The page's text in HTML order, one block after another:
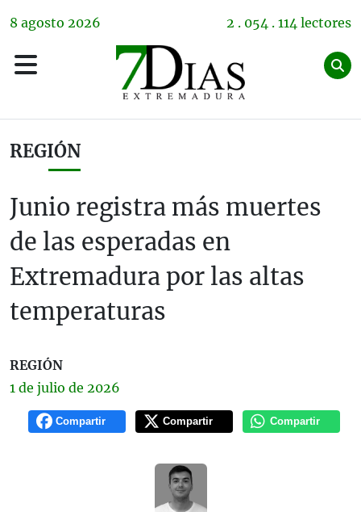
8 agosto 2026 2 . 054 . 114 lectores
REGIÓN
Junio registra más muertes
de las esperadas en
Extremadura por las altas
temperaturas
REGIÓN
1 de julio de 2026
Compartir Compartir Compartir